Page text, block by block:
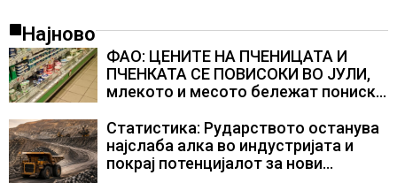
Најново
ФАО: ЦЕНИТЕ НА ПЧЕНИЦАТА И
ПЧЕНКАТА СЕ ПОВИСОКИ ВО ЈУЛИ,
млекото и месото бележат пониски
Статистика: Рударството останува
најслаба алка во индустријата и
покрај потенцијалот за нови